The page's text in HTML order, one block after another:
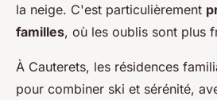
la neige. C'est particulièrement
familles, où les oublis sont plus
À Cauterets, les résidences
pour combiner ski et sérénité,